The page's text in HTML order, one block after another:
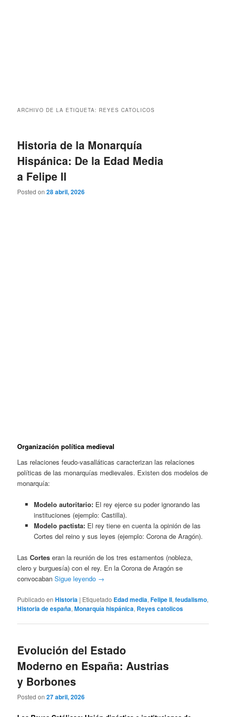
ARCHIVO DE LA ETIQUETA: REYES CATOLICOS
Historia de la Monarquía
Hispánica: De la Edad Media
a Felipe II
Posted on28 abril, 2026
Organización política medieval
Las relaciones feudo-vasalláticas caracterizan las relaciones
políticas de las monarquías medievales. Existen dos modelos de
monarquía:
Modelo autoritario:El rey ejerce su poder ignorando las
instituciones (ejemplo: Castilla).
Modelo pactista:El rey tiene en cuenta la opinión de las
Cortes del reino y sus leyes (ejemplo: Corona de Aragón).
LasCortes eran la reunión de los tres estamentos (nobleza,
clero y burguesía) con el rey. En la Corona de Aragón se
convocabanSigue leyendo →
Publicado en Historia | Etiquetado Edad media,Felipe II,feudalismo,
Historia de españa,Monarquía hispánica, Reyes catolicos
Evolución del Estado
Moderno en España: Austrias
y Borbones
Posted on27 abril, 2026